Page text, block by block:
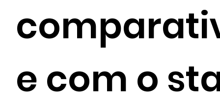
e com o